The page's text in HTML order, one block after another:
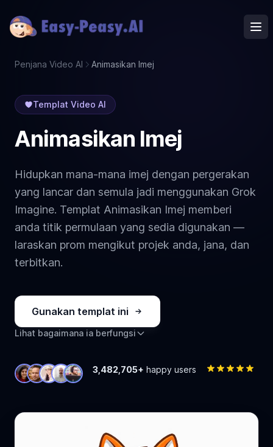
Penjana Video AI Animasikan Imej
Templat Video AI
Animasikan Imej
Hidupkan mana-mana imej dengan pergerakan
yang lancar dan semula jadi menggunakan Grok
Imagine. Templat Animasikan Imej memberi
anda titik permulaan yang sedia digunakan —
laraskan prom mengikut projek anda, jana, dan
terbitkan.
Gunakan templat ini
Lihat bagaimana ia berfungsi
3,482,705+ happy users